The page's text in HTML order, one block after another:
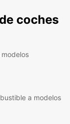
coches
a modelos